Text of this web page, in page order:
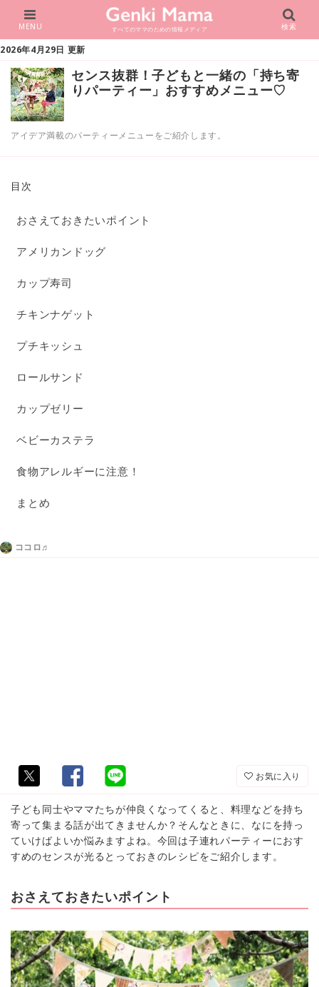
すべてのママのための情報メディア
MENU 検索
2026年4月29日 更新
センス抜群！子どもと一緒の「持ち寄
りパーティー」おすすめメニュー♡
アイデア満載のパーティーメニューをご紹介します。
目次
おさえておきたいポイント
アメリカンドッグ
カップ寿司
チキンナゲット
プチキッシュ
ロールサンド
カップゼリー
ベビーカステラ
食物アレルギーに注意！
まとめ
ココロ♬
お気に入り
子ども同士やママたちが仲良くなってくると、料理などを持ち
寄って集まる話が出てきませんか？そんなときに、なにを持っ
ていけばよいか悩みますよね。今回は子連れパーティーにおす
すめのセンスが光るとっておきのレシピをご紹介します。
おさえておきたいポイント